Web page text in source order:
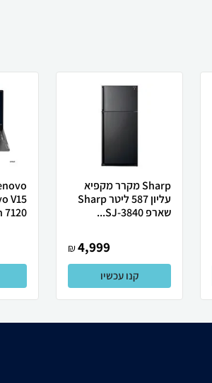
Sharp מקרר מקפיא
עליון 587 ליטר Sharp
שארפ SJ-3840...
4,999
₪
קנו עכשיו